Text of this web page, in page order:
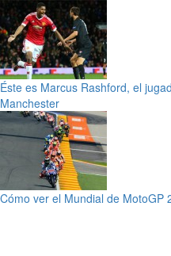
Éste es Marcus Rashford, el
Manchester
Cómo ver el Mundial de MotoGP